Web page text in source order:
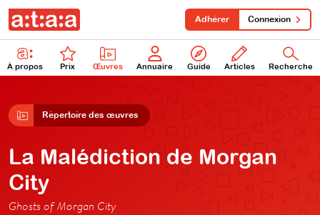
À propos Prix Œuvres Annuaire Guide Articles Recherche
Adhérer Connexion
Répertoire des œuvres
La Malédiction de Morgan
City
Ghosts of Morgan City